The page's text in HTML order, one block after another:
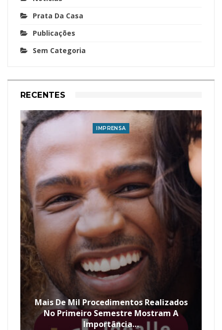
Prata Da Casa
Publicações
Sem Categoria
RECENTES
IMPRENSA
Mais De Mil Procedimentos Realizados
No Primeiro Semestre Mostram A
Importância…